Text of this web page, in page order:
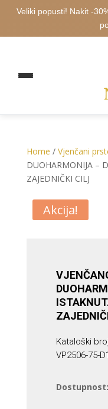
Veliki popusti! Nakit -
Home / Vjenčani
DUOHARMONIJA –
ZAJEDNIČKI CILJ
Akcija!
Kataloški
VP2506-75-
Dostupnost: